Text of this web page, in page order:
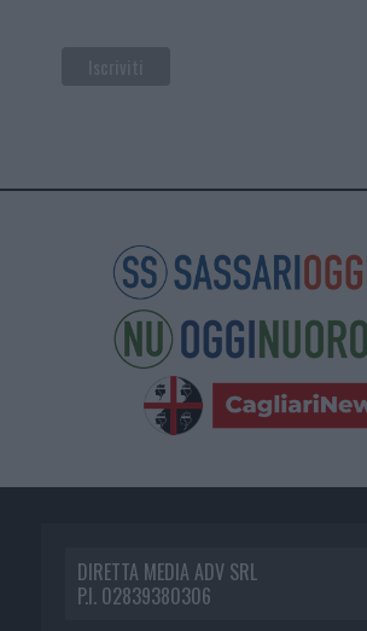
DIRETTA MEDIA ADV SRL
P.I. 02839380306